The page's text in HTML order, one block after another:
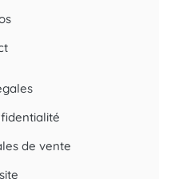
de vente